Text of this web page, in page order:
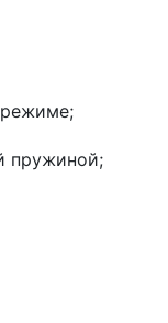
режиме;
пружиной;